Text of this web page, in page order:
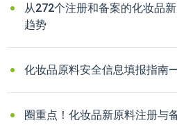
从272个注册和备案的化妆品
趋势
化妆品原料安全信息填报指南
圈重点！化妆品新原料注册与